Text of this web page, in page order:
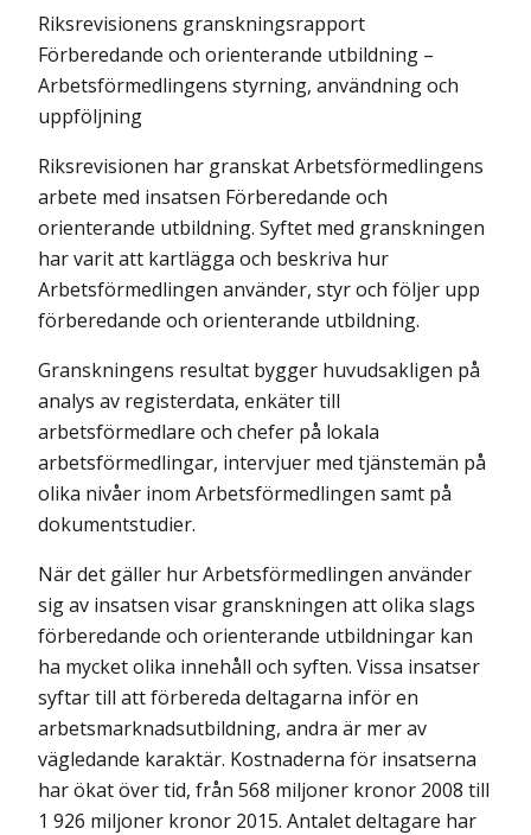
Riksrevisionens granskningsrapport
Förberedande och orienterande utbildning –
Arbetsförmedlingens styrning, användning och
uppföljning
Riksrevisionen har granskat Arbetsförmedlingens
arbete med insatsen Förberedande och
orienterande utbildning. Syftet med granskningen
har varit att kartlägga och beskriva hur
Arbetsförmedlingen använder, styr och följer upp
förberedande och orienterande utbildning.
Granskningens resultat bygger huvudsakligen på
analys av registerdata, enkäter till
arbetsförmedlare och chefer på lokala
arbetsförmedlingar, intervjuer med tjänstemän på
olika nivåer inom Arbetsförmedlingen samt på
dokumentstudier.
När det gäller hur Arbetsförmedlingen använder
sig av insatsen visar granskningen att olika slags
förberedande och orienterande utbildningar kan
ha mycket olika innehåll och syften. Vissa insatser
syftar till att förbereda deltagarna inför en
arbetsmarknadsutbildning, andra är mer av
vägledande karaktär. Kostnaderna för insatserna
har ökat över tid, från 568 miljoner kronor 2008 till
1 926 miljoner kronor 2015. Antalet deltagare har